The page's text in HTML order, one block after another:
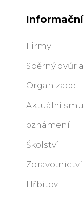
Firmy
Sběrný dvůr
Organizace
Aktuální
oznámení
Školství
Zdravotnictví
Hřbitov